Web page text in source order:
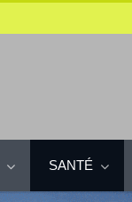
SANTÉ